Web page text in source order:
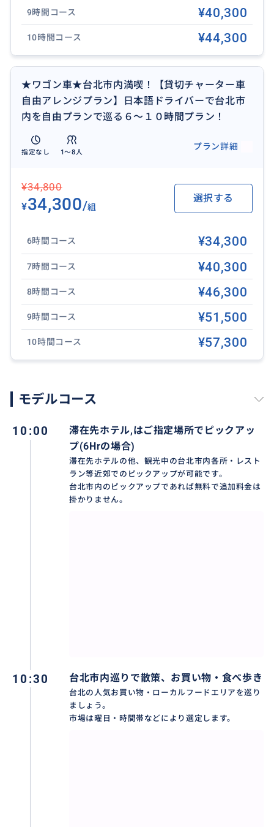
各スポットでのドライバーの同行はありません。車内
での情報連絡、ご案内をさせて頂きますことご了承下
さいませ。
是非、迷われたらまず御相談から可能ですからお気軽
にお問合せ下さいませ。
催行中はお客様のご質問やご希望、ご相談など現地在
住ならではの日本語ドライバーが丁寧にお答え対応し
お迎え場所や下車場所も可能な範囲内(台北市内限定)で
おすすめ
9時間コース ¥40,300
10時間コース ¥44,300
★ワゴン車★台北市内満喫！【貸切チャーター車
自由アレンジプラン】日本語ドライバーで台北市
内を自由プランで巡る６〜１０時間プラン！
指定なし 1〜8人
プラン詳細
¥34,800
¥34,300/組
選択する
6時間コース ¥34,300
7時間コース ¥40,300
8時間コース ¥46,300
9時間コース ¥51,500
10時間コース ¥57,300
モデルコース
10:00
滞在先ホテル,はご指定場所でピックアッ
プ(6Hrの場合)
滞在先ホテルの他、観光中の台北市内各所・レスト
ラン等近郊でのピックアップが可能です。
台北市内のピックアップであれば無料で追加料金は
掛かりません。
10:30 台北市内巡りで散策、お買い物・食べ歩き
台北の人気お買い物・ローカルフードエリアを巡り
ましょう。
市場は曜日・時間帯などにより選定します。